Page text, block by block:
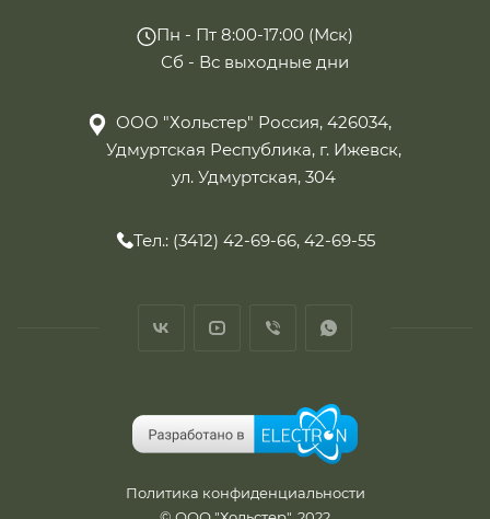
Пн - Пт 8:00-17:00 (Мск)
Сб - Вс выходные дни
ООО "Хольстер" Россия, 426034,
Удмуртская Республика, г. Ижевск,
ул. Удмуртская, 304
Тел.: (3412) 42-69-66, 42-69-55
Политика конфиденциальности